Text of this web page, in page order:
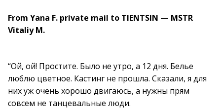
From Yana F. private mail to TIENTSIN — MSTR
Vitaliy M.
“Ой, ой! Простите. Было не утро, а 12 дня. Белье
люблю цветное. Кастинг не прошла. Сказали, я для
них уж очень хорошо двигаюсь, а нужны прям
совсем не танцевальные люди.